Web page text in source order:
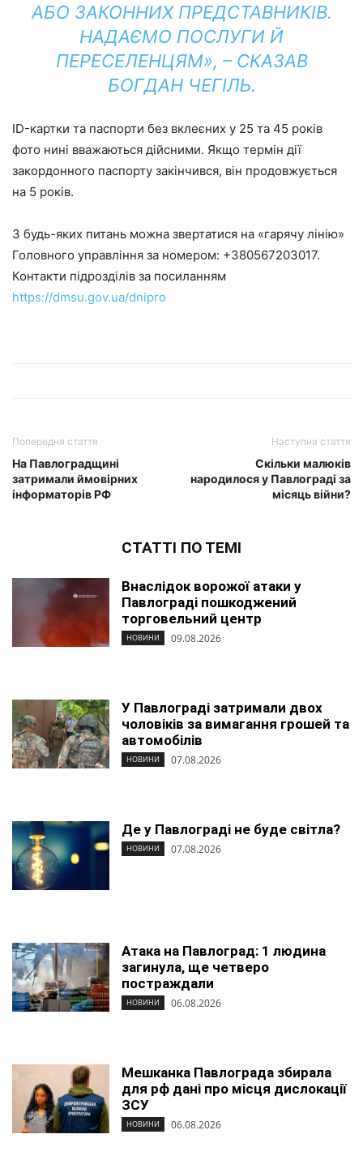
АБО ЗАКОННИХ ПРЕДСТАВНИКІВ.
НАДАЄМО ПОСЛУГИ Й
ПЕРЕСЕЛЕНЦЯМ», – СКАЗАВ
БОГДАН ЧЕГІЛЬ.
ID-картки та паспорти без вклеєних у 25 та 45 років
фото нині вважаються дійсними. Якщо термін дії
закордонного паспорту закінчився, він продовжується
на 5 років.
З будь-яких питань можна звертатися на «гарячу лінію»
Головного управління за номером: +380567203017.
Контакти підрозділів за посиланням
https://dmsu.gov.ua/dnipro
Попередня стаття
На Павлоградщині
затримали ймовірних
інформаторів РФ
Наступна стаття
Скільки малюків
народилося у Павлограді за
місяць війни?
СТАТТІ ПО ТЕМІ
Внаслідок ворожої атаки у
Павлограді пошкоджений
торговельний центр
НОВИНИ 09.08.2026
У Павлограді затримали двох
чоловіків за вимагання грошей та
автомобілів
НОВИНИ 07.08.2026
Де у Павлограді не буде світла?
НОВИНИ 07.08.2026
Атака на Павлоград: 1 людина
загинула, ще четверо
постраждали
НОВИНИ 06.08.2026
Мешканка Павлограда збирала
для рф дані про місця дислокації
ЗСУ
НОВИНИ 06.08.2026